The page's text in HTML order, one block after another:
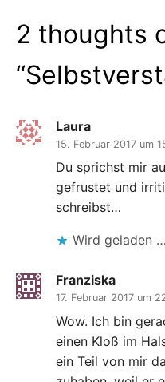
2 thoughts
“
Laura
15. Februar 2017 um
Du sprichst mir
gefrustet und
schreibst…
Wird geladen …
Franziska
17. Februar 2017 um
Wow. Ich bin
einen Kloß im
ein Teil von mir